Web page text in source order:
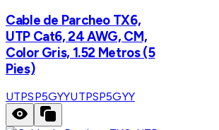
Cable de Parcheo TX6,
UTP Cat6, 24 AWG, CM,
Color Gris, 1.52 Metros (5
Pies)
UTPSP5GYYUTPSP5GYY